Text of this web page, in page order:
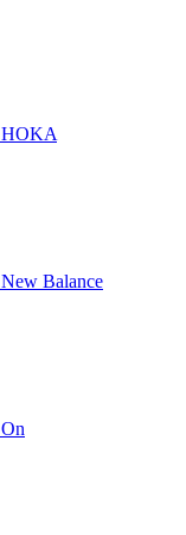
HOKA
New Balance
On